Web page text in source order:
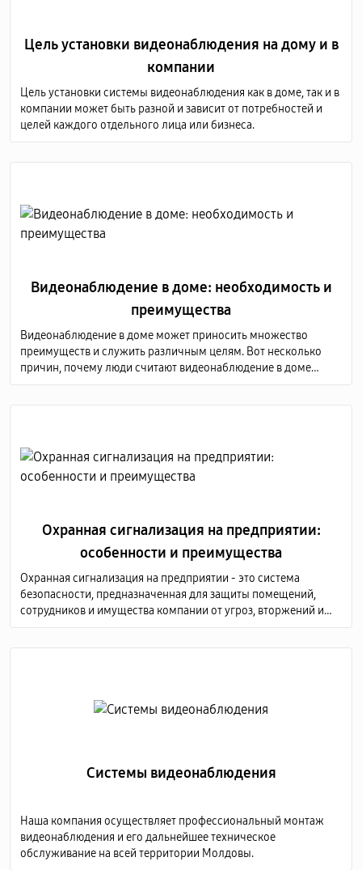
Цель установки видеонаблюдения на дому и в
компании
Цель установки системы видеонаблюдения как в доме, так и в
компании может быть разной и зависит от потребностей и
целей каждого отдельного лица или бизнеса.
Видеонаблюдение в доме: необходимость и
преимущества
Видеонаблюдение в доме может приносить множество
преимуществ и служить различным целям. Вот несколько
причин, почему люди считают видеонаблюдение в доме
необходимым, а также преимущества, связанные с этой
Охранная сигнализация на предприятии:
особенности и преимущества
Охранная сигнализация на предприятии - это система
безопасности, предназначенная для защиты помещений,
сотрудников и имущества компании от угроз, вторжений и
других нежелательных событий.
Системы видеонаблюдения
Наша компания осуществляет профессиональный монтаж
видеонаблюдения и его дальнейшее техническое
обслуживание на всей территории Молдовы.